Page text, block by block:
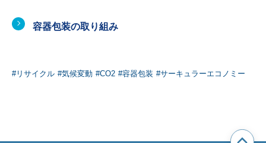
容器包装の取り組み
#リサイクル #気候変動 #CO2 #容器包装 #サーキュラーエコノミー